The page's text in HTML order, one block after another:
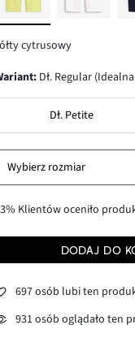
cytrusowy
wariant: Dł. Regular
Dł. Petite
Wybierz rozmiar
Klientów oceniło
DODAJ DO
697 osób lubi ten
931 osób oglądało ten